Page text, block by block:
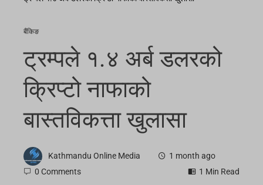
बैंकिङ
ट्रम्पले १.४ अर्ब डलरको
क्रिप्टो नाफाको
बास्तविकत्ता खुलासा
Kathmandu Online Media
1 month ago
0 Comments
1 Min Read